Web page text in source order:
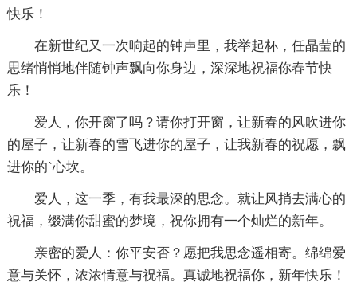
快乐！
在新世纪又一次响起的钟声里，我举起杯，任晶莹的
思绪悄悄地伴随钟声飘向你身边，深深地祝福你春节快
乐！
爱人，你开窗了吗？请你打开窗，让新春的风吹进你
的屋子，让新春的雪飞进你的屋子，让我新春的祝愿，飘
进你的`心坎。
爱人，这一季，有我最深的思念。就让风捎去满心的
祝福，缀满你甜蜜的梦境，祝你拥有一个灿烂的新年。
亲密的爱人：你平安否？愿把我思念遥相寄。绵绵爱
意与关怀，浓浓情意与祝福。真诚地祝福你，新年快乐！